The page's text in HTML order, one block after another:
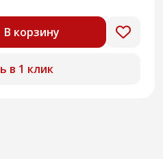
В корзину
в 1 клик